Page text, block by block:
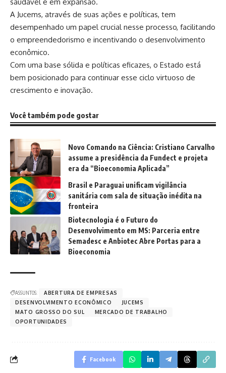
A Jucems, através de suas ações e políticas, tem
desempenhado um papel crucial nesse processo, facilitando
o empreendedorismo e incentivando o desenvolvimento
econômico.
Com uma base sólida e políticas eficazes, o Estado está
bem posicionado para continuar esse ciclo virtuoso de
crescimento e inovação.
Você também pode gostar
Novo Comando na Ciência: Cristiano Carvalho
assume a presidência da Fundect e projeta
era da “Bioeconomia Aplicada”
Brasil e Paraguai unificam vigilância
sanitária com sala de situação inédita na
fronteira
Biotecnologia é o Futuro do
Desenvolvimento em MS: Parceria entre
Semadesc e Anbiotec Abre Portas para a
Bioeconomia
ASSUNTOS:
ABERTURA DE EMPRESAS
DESENVOLVIMENTO ECONÔMICO
JUCEMS
MATO GROSSO DO SUL
MERCADO DE TRABALHO
OPORTUNIDADES
Facebook